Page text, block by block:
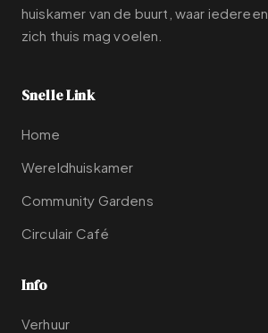
huiskamer van de buurt, waar iedereen
zich thuis mag voelen.
Snelle Link
Home
Wereldhuiskamer
Community Gardens
Circulair Café
Info
Verhuur